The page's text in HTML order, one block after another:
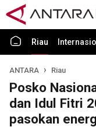
Riau
ANTARA Riau
Posko
dan Idul Fitri
pasokan